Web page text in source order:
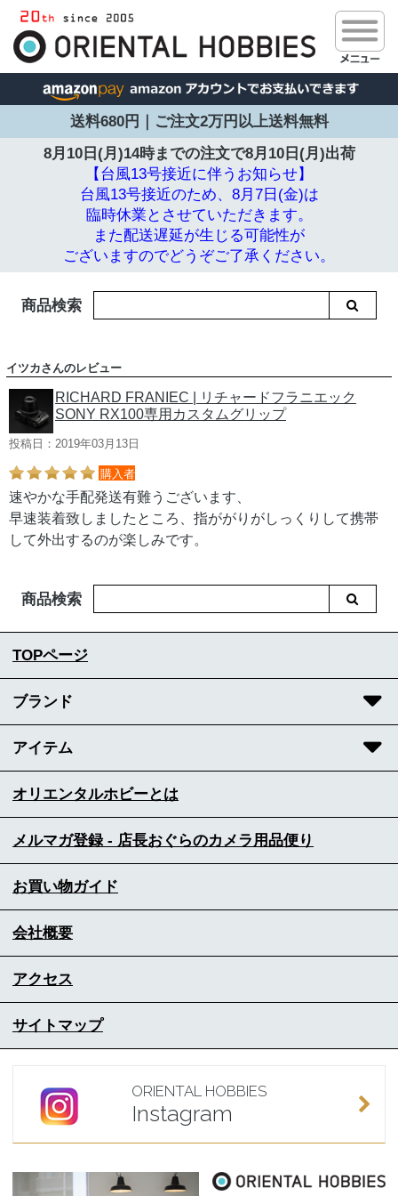
送料680円｜ご注文2万円以上送料無料
8月10日(月)14時までの注文で8月10日(月)出荷
【台風13号接近に伴うお知らせ】
台風13号接近のため、8月7日(金)は
臨時休業とさせていただきます。
また配送遅延が生じる可能性が
ございますのでどうぞご了承ください。
商品検索
イツカさんのレビュー
RICHARD FRANIEC | リチャードフラニエック
SONY RX100専用カスタムグリップ
投稿日：2019年03月13日
購入者
速やかな手配発送有難うございます、
早速装着致しましたところ、指ががりがしっくりして携帯
して外出するのが楽しみです。
商品検索
TOPページ
ブランド
アイテム
オリエンタルホビーとは
メルマガ登録 - 店長おぐらのカメラ用品便り
お買い物ガイド
会社概要
アクセス
サイトマップ
ORIENTAL HOBBIES
Instagram